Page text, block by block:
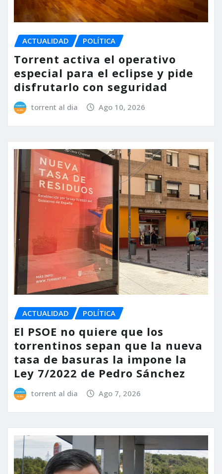
ACTUALIDAD POLÍTICA
Torrent activa el operativo
especial para el eclipse y pide
disfrutarlo con seguridad
torrent al dia Ago 10, 2026
ACTUALIDAD POLÍTICA
El PSOE no quiere que los
torrentinos sepan que la nueva
tasa de basuras la impone la
Ley 7/2022 de Pedro Sánchez
torrent al dia Ago 7, 2026